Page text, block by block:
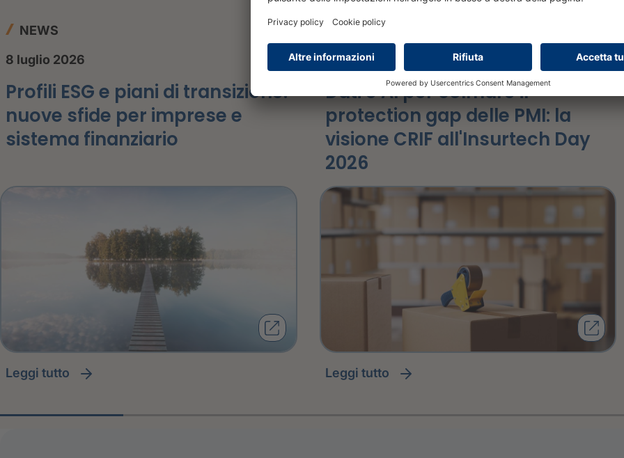
NEWS
8 luglio 2026
Profili ESG e piani di transizione:
nuove sfide per imprese e
sistema finanziario
leggi tutto
NEWS
7 luglio 2026
Dati e AI per colmare il
protection gap delle PMI: la
visione CRIF all'Insurtech Day
2026
leggi tutto